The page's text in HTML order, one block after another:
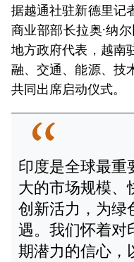
据越通社驻新德里记
商业部部长拉奥·纳
地方政府代表，越南
融、交通、能源、技
共同出席启动仪式。
印度是全球最重
大的市场规模、
创新活力，为绿
遇。我们怀着对
期潜力的信心，